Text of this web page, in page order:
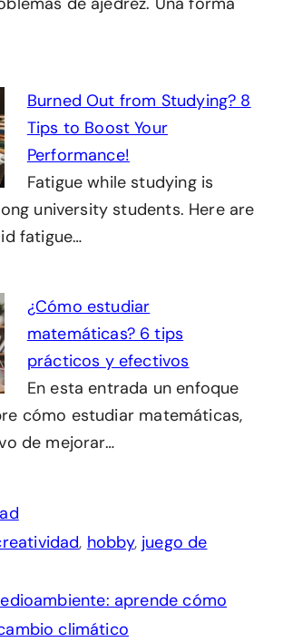
Burned Out from Studying? 8
Tips to Boost Your
Performance!
Fatigue while studying is
university students. Here are
fatigue…
¿Cómo estudiar
matemáticas? 6 tips
prácticos y efectivos
En esta entrada un enfoque
cómo estudiar matemáticas,
de mejorar…
, hobby, juego de
aprende cómo
climático